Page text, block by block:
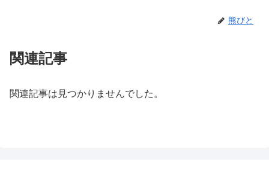
熊びと
関連記事
関連記事は見つかりませんでした。